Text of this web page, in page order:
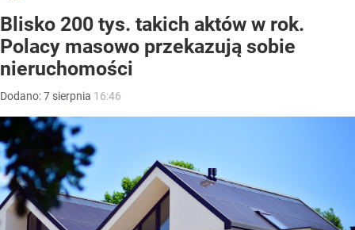
Blisko 200 tys. takich aktów w rok.
Polacy masowo przekazują sobie
nieruchomości
Dodano:7 sierpnia 16:46